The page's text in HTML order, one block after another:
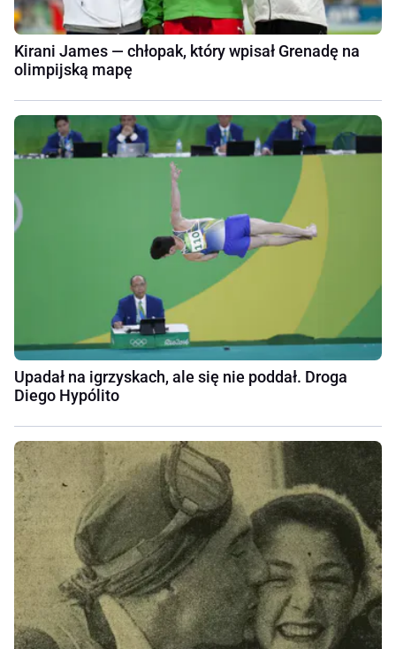
Kirani James — chłopak, który wpisał Grenadę na
olimpijską mapę
Upadał na igrzyskach, ale się nie poddał. Droga
Diego Hypólito